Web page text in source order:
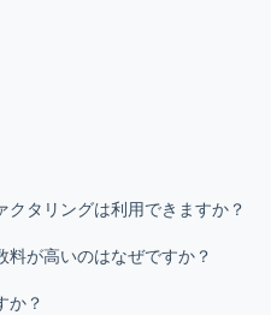
タリングは利用できますか？
が高いのはなぜですか？
か？